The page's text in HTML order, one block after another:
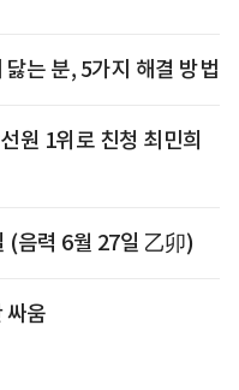
는 분, 5가지 해결 방법
원 1위로 친청 최민희
(음력 6월 27일 乙卯)
싸움